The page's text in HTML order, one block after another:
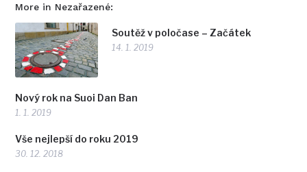
More in Nezařazené:
Soutěž v poločase – Začátek
14. 1. 2019
Nový rok na Suoi Dan Ban
1. 1. 2019
Vše nejlepší do roku 2019
30. 12. 2018